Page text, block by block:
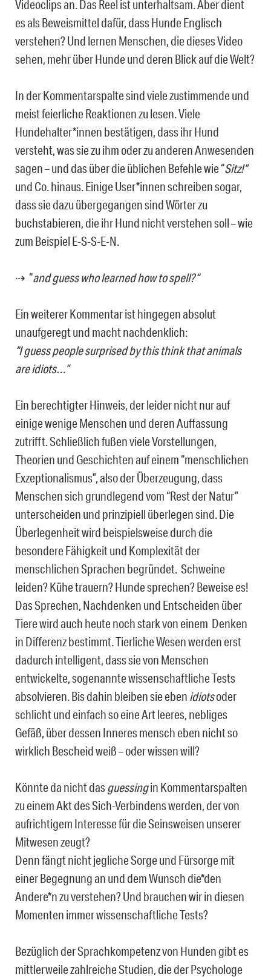
Videoclips an. Das Reel ist unterhaltsam. Aber dient
es als Beweismittel dafür, dass Hunde Englisch
verstehen? Und lernen Menschen, die dieses Video
sehen, mehr über Hunde und deren Blick auf die Welt?
In der Kommentarspalte sind viele zustimmende und
meist feierliche Reaktionen zu lesen. Viele
Hundehalter*innen bestätigen, dass ihr Hund
versteht, was sie zu ihm oder zu anderen Anwesenden
sagen – und das über die üblichen Befehle wie “Sitz!”
und Co. hinaus. Einige User*innen schreiben sogar,
dass sie dazu übergegangen sind Wörter zu
buchstabieren, die ihr Hund nicht verstehen soll – wie
zum Beispiel E-S-S-E-N.
⇢ “and guess who learned how to spell?“
Ein weiterer Kommentar ist hingegen absolut
unaufgeregt und macht nachdenklich:
“I guess people surprised by this think that animals
are idiots…”
Ein berechtigter Hinweis, der leider nicht nur auf
einige wenige Menschen und deren Auffassung
zutrifft. Schließlich fußen viele Vorstellungen,
Theorien und Geschichten auf einem “menschlichen
Exzeptionalismus”, also der Überzeugung, dass
Menschen sich grundlegend vom “Rest der Natur”
unterscheiden und prinzipiell überlegen sind. Die
Überlegenheit wird beispielsweise durch die
besondere Fähigkeit und Komplexität der
menschlichen Sprachen begründet. Schweine
leiden? Kühe trauern? Hunde sprechen? Beweise es!
Das Sprechen, Nachdenken und Entscheiden über
Tiere wird auch heute noch stark von einem Denken
in Differenz bestimmt. Tierliche Wesen werden erst
dadurch intelligent, dass sie von Menschen
entwickelte, sogenannte wissenschaftliche Tests
absolvieren. Bis dahin bleiben sie eben idiotsoder
schlicht und einfach so eine Art leeres, nebliges
Gefäß, über dessen Inneres mensch eben nicht so
wirklich Bescheid weiß – oder wissen will?
Könnte da nicht das guessingin Kommentarspalten
zu einem Akt des Sich-Verbindens werden, der von
aufrichtigem Interesse für die Seinsweisen unserer
Mitwesen zeugt?
Denn fängt nicht jegliche Sorge und Fürsorge mit
einer Begegnung an und dem Wunsch die*den
Andere*n zu verstehen? Und brauchen wir in diesen
Momenten immer wissenschaftliche Tests?
Bezüglich der Sprachkompetenz von Hunden gibt es
mittlerweile zahlreiche Studien, die der Psychologe